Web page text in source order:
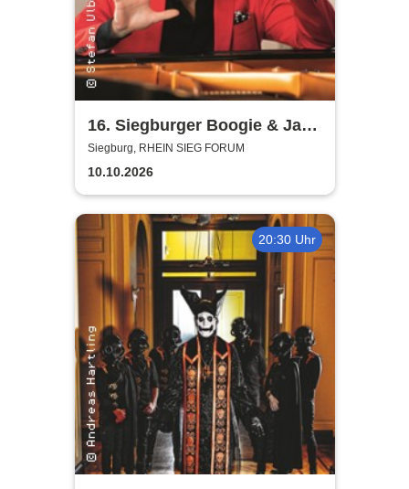
16. Siegburger Boogie & Jazz
Night
Siegburg, RHEIN SIEG FORUM
10.10.2026
20:30 Uhr